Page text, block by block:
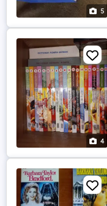
5
4